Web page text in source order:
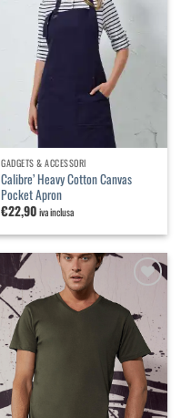
lista dei
desideri
GADGETS & ACCESSORI
Calibre’ Heavy Cotton Canvas
Pocket Apron
€22,90iva inclusa
alla
lista dei
desideri